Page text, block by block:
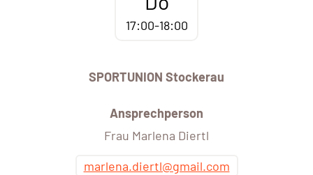
17:00-18:00
SPORTUNION Stockerau
Ansprechperson
Frau Marlena Diertl
marlena.diertl@gmail.com